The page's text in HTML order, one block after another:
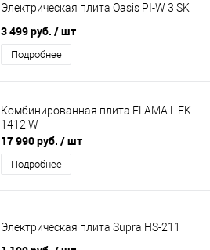
Электрическая плита Oasis РI-W 3 SK
3 499 руб. / шт
Подробнее
Комбинированная плита FLAMA L FK
1412 W
17 990 руб. / шт
Подробнее
Электрическая плита Supra HS-211